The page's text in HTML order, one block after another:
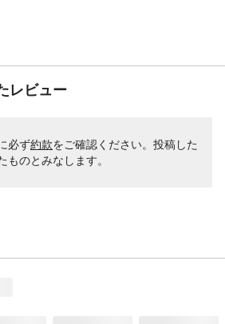
レビュー
必ず約款をご確認ください。投稿した
ものとみなします。